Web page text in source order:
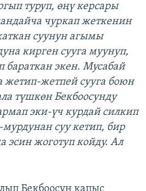
туруп, өңү керсары
чуркап жеткенин
суунун агымы
кирген сууга муунуп,
бараткан экен. Мусабай
жетип-жетпей сууга боюн
түшкөн Бекбоосунду
эки-үч курдай силкип
суу кетип, бир
эсин жоготуп койду. Ал